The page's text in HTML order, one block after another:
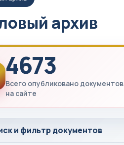
архив
4673
Всего опубликовано документов
на сайте
и фильтр документов